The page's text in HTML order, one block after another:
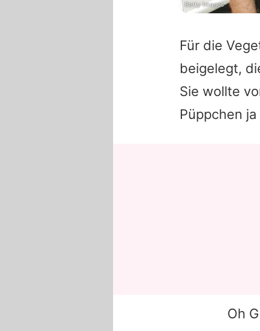
Für die
beigelegt,
Sie wollte
Püppchen
Oh
Getty Images